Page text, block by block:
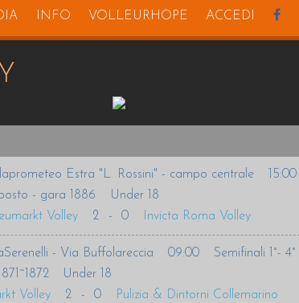
INFO VOLLEURHOPE ACCEDI
Estra "L. Rossini" - campo centrale
15:00
posto - gara 1886
Under 18
Volley
2 - 0 Invicta Roma Volley
- Via Buffolareccia 09:00
Semifinali 1°- 4°
Under 18
Volley
2 - 0 Pulizia & Dintorni Collemarino